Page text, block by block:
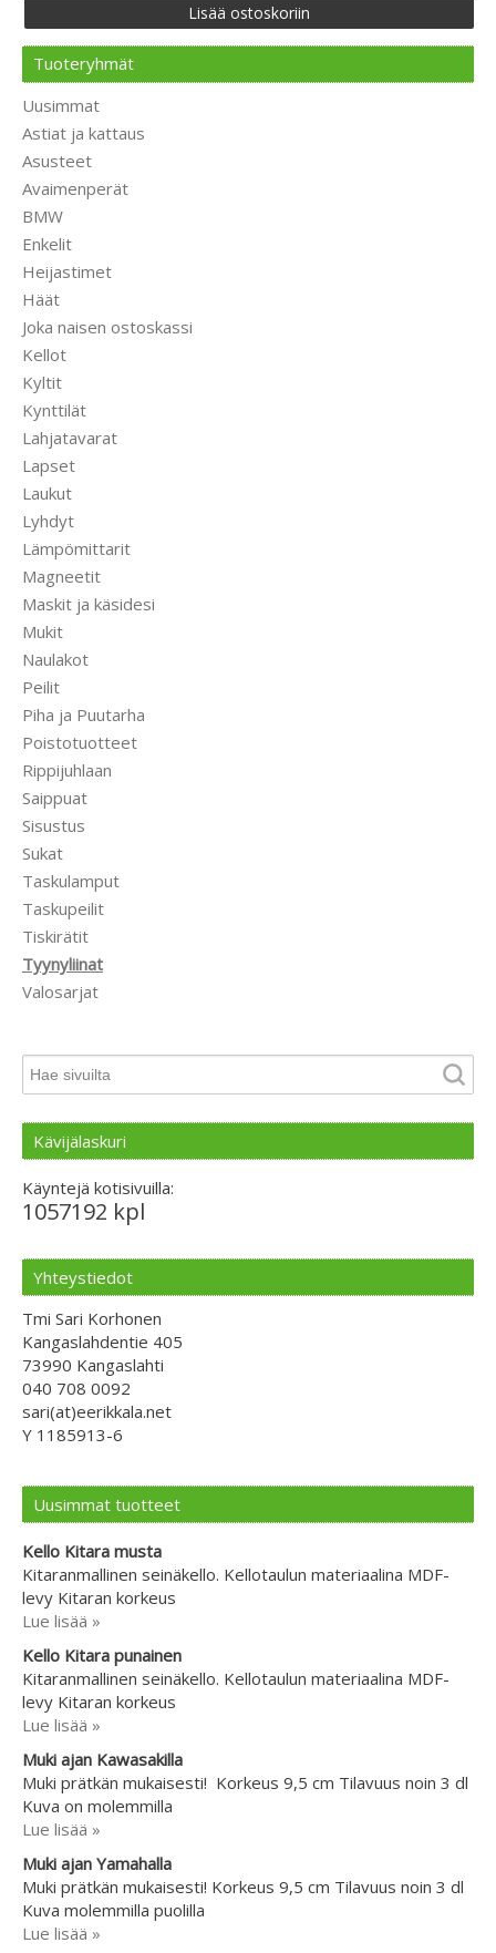
Tuoteryhmät
Uusimmat
Astiat ja kattaus
Asusteet
Avaimenperät
BMW
Enkelit
Heijastimet
Häät
Joka naisen ostoskassi
Kellot
Kyltit
Kynttilät
Lahjatavarat
Lapset
Laukut
Lyhdyt
Lämpömittarit
Magneetit
Maskit ja käsidesi
Mukit
Naulakot
Peilit
Piha ja Puutarha
Poistotuotteet
Rippijuhlaan
Saippuat
Sisustus
Sukat
Taskulamput
Taskupeilit
Tiskirätit
Tyynyliinat
Valosarjat
Kävijälaskuri
Käyntejä kotisivuilla:
1057192 kpl
Yhteystiedot
Tmi Sari Korhonen
Kangaslahdentie 405
73990 Kangaslahti
040 708 0092
sari(at)eerikkala.net
Y 1185913-6
Uusimmat tuotteet
Kello Kitara musta
Kitaranmallinen seinäkello. Kellotaulun materiaalina MDF-
levy Kitaran korkeus
Lue lisää »
Kello Kitara punainen
Kitaranmallinen seinäkello. Kellotaulun materiaalina MDF-
levy Kitaran korkeus
Lue lisää »
Muki ajan Kawasakilla
Muki prätkän mukaisesti! Korkeus 9,5 cm Tilavuus noin 3 dl
Kuva on molemmilla
Lue lisää »
Muki ajan Yamahalla
Muki prätkän mukaisesti! Korkeus 9,5 cm Tilavuus noin 3 dl
Kuva molemmilla puolilla
Lue lisää »